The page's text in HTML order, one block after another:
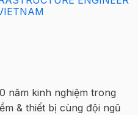
năm kinh nghiệm trong
& thiết bị cùng đội ngũ